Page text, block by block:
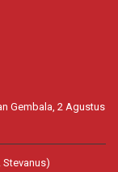
Gembala, 2 Agustus
Stevanus)